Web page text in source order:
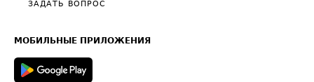
Общие положения
Техническая информация
ЗАДАТЬ ВОПРОС
МОБИЛЬНЫЕ ПРИЛОЖЕНИЯ